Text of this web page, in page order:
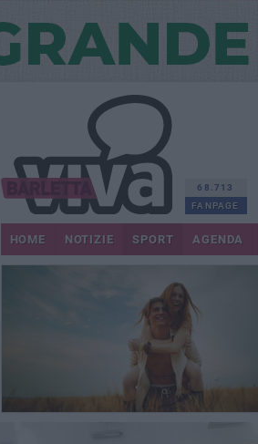
68.713
FANPAGE
HOME NOTIZIE SPORT AGENDA